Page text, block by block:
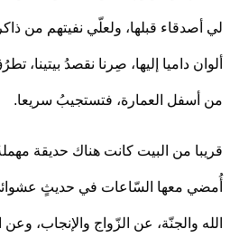
قبلها، ولعلّي نفيتهم من ذاكرتي
داميا إليها، صِرنا نقصدُ بيتينا، تطرُق
العمارة، فتستجيبُ سريعا.
من البيت كانت هناك حديقة مهملةٌ
معها السّاعات في حديثٍ عشوائيّ،
والجنّة، عن الزّواج والإنجاب، وعن